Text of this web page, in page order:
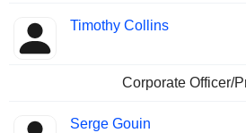
Timothy Collins
Corporate Officer/
Serge Gouin